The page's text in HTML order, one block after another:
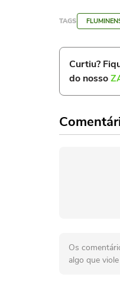
TAGS
Curtiu?
do nosso
Os
algo que